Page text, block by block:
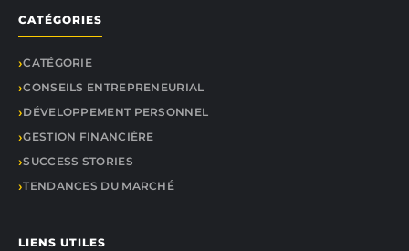
CATÉGORIES
CATÉGORIE
CONSEILS ENTREPRENEURIAL
DÉVELOPPEMENT PERSONNEL
GESTION FINANCIÈRE
SUCCESS STORIES
TENDANCES DU MARCHÉ
LIENS UTILES